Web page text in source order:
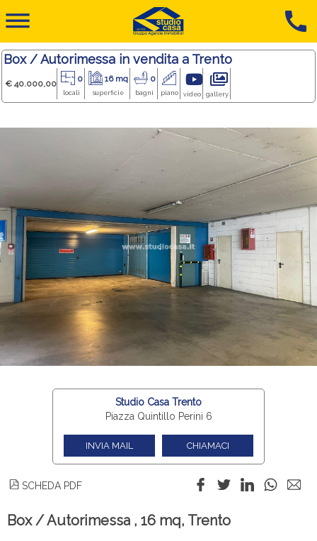
dehaze call
Box / Autorimessa in vendita a Trento
€ 40.000,00 0
locali
16 mq
superficie
0
bagni piano video gallery
Studio Casa Trento
Piazza Quintillo Perini 6
INVIA MAIL CHIAMACI
SCHEDA PDF
Box / Autorimessa , 16 mq, Trento